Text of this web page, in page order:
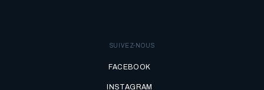
SUIVEZ-NOUS
FACEBOOK
INSTAGRAM